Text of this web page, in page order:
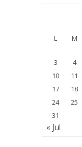
L M
3
4
10
11
17
18
24
25
31
« Jul